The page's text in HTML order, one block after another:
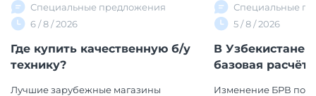
Специальные предложения
6 / 8 / 2026
Где купить качественную б/у
технику?
Лучшие зарубежные магазины
Специальные
5 / 8 / 2026
В Узбекистане
базовая
Изменение БРВ